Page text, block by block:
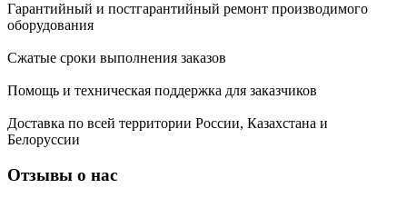
Гарантийный и постгарантийный ремонт производимого
оборудования
Сжатые сроки выполнения заказов
Помощь и техническая поддержка для заказчиков
Доставка по всей территории России, Казахстана и
Белоруссии
Отзывы о нас